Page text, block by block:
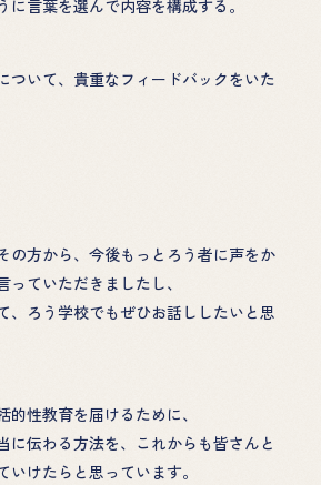
に言葉を選んで内容を構成する。
ついて、貴重なフィードバックをいた
の方から、今後もっとろう者に声をか
っていただきましたし、
、ろう学校でもぜひお話ししたいと思
性教育を届けるために、
に伝わる方法を、これからも皆さんと
いけたらと思っています。